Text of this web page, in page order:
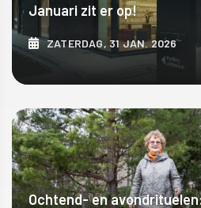
Januari zit er op!
ZATERDAG, 31 JAN. 2026
ONTDEK
Ochtend- en